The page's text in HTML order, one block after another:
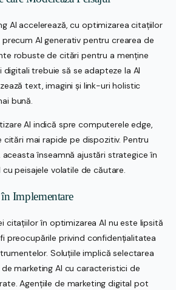
AI accelerează, cu optimizarea citațiilor
AI generativ pentru crearea de
robuste de citări pentru a menține
trebuie să se adapteze la AI
text, imagini și link-uri holistic
bună.
AI indică spre computerele edge,
mai rapide pe dispozitiv. Pentru
înseamnă ajustări strategice în
peisajele volatile de căutare.
Implementare
citațiilor în optimizarea AI nu este lipsită
preocupările privind confidențialitatea
Soluțiile implică selectarea
marketing AI cu caracteristici de
Agențiile de marketing digital pot